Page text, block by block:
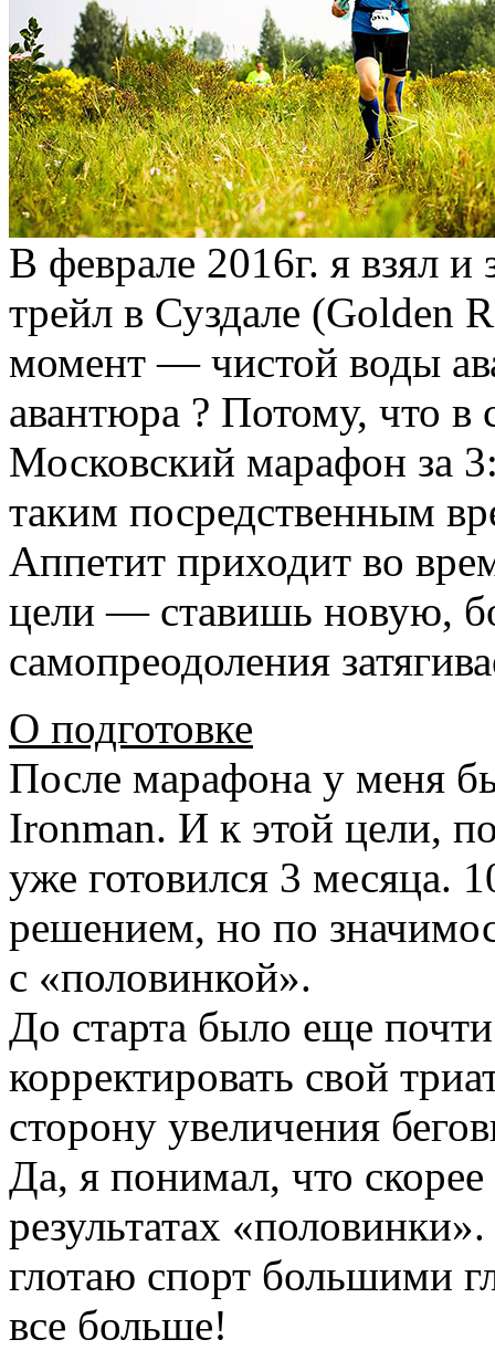
В феврале 2016г. я взял и
трейл в Суздале (Golden
момент — чистой воды
авантюра ? Потому, что в
Московский марафон за
таким посредственным
Аппетит приходит во
цели — ставишь новую,
самопреодоления
О подготовке
После марафона у меня
Ironman. И к этой цели,
уже готовился 3
решением, но по
с «половинкой».
До старта было еще
корректировать свой
сторону увеличения
Да, я понимал, что скорее
результатах
глотаю спорт большими
все больше!